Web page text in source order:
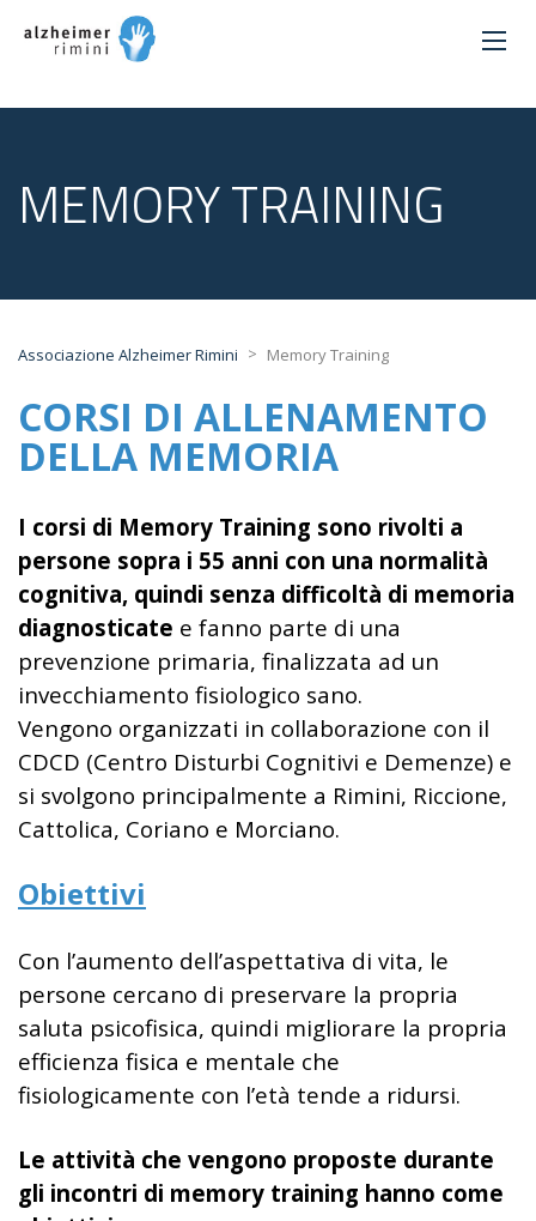
MEMORY TRAINING
Associazione Alzheimer Rimini > Memory Training
CORSI DI ALLENAMENTO
DELLA MEMORIA
I corsi di Memory Training sono rivolti a
persone sopra i 55 anni con una normalità
cognitiva, quindi senza difficoltà di memoria
diagnosticate e fanno parte di una
prevenzione primaria, finalizzata ad un
invecchiamento fisiologico sano.
Vengono organizzati in collaborazione con il
CDCD (Centro Disturbi Cognitivi e Demenze) e
si svolgono principalmente a Rimini, Riccione,
Cattolica, Coriano e Morciano.
Obiettivi
Con l’aumento dell’aspettativa di vita, le
persone cercano di preservare la propria
saluta psicofisica, quindi migliorare la propria
efficienza fisica e mentale che
fisiologicamente con l’età tende a ridursi.
Le attività che vengono proposte durante
gli incontri di memory training hanno come